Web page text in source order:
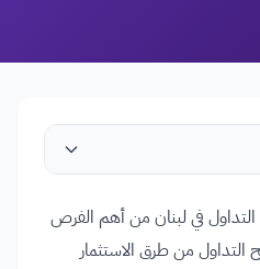
في لبنان من أهم الفرص
من طرق الاستثمار